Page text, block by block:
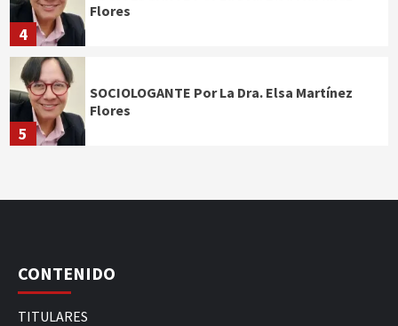
4
Flores
5
SOCIOLOGANTE Por La Dra. Elsa Martínez
Flores
CONTENIDO
TITULARES